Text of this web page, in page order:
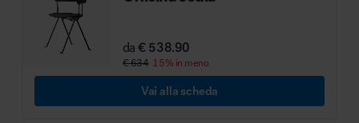
MillerKnoll
da€ 538.90
€ 634 15% in meno
Vai alla scheda